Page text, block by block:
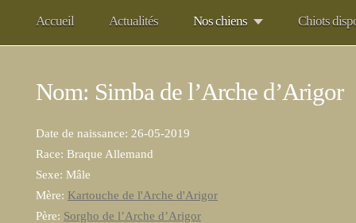
Accueil Actualités Nos chiens Chiots
Nom: Simba de l’Arche d’Arigor
Date de naissance: 26-05-2019
Race: Braque Allemand
Sexe: Mâle
Mère: Kartouche de l'Arche d'Arigor
Père: Sorgho de l’Arche d’Arigor